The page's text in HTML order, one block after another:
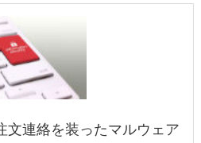
文連絡を装ったマルウェア